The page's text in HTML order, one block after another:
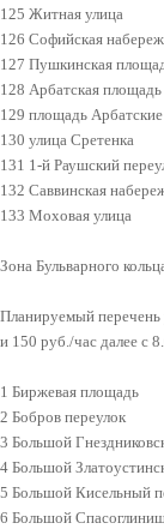
125 Житная улица
126 Софийская
127 Пушкинская
128 Арбатская площадь
129 площадь
130 улица Сретенка
131 1-й Раушский
132 Саввинская
133 Моховая улица
Зона Бульварного
Планируемый перечень
и 150 руб./час далее с
1 Биржевая площадь
2 Бобров переулок
3 Большой
4 Большой
5 Большой Кисельный
6 Большой